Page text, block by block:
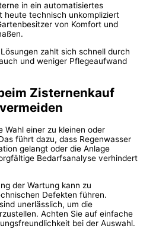
in ein automatisiertes
heute technisch unkompliziert
von Komfort und
zahlt sich schnell durch
und weniger Pflegeaufwand
Zisternenkauf
Wahl einer zu kleinen oder
führt dazu, dass Regenwasser
gelangt oder die Anlage
Bedarfsanalyse verhindert
der Wartung kann zu
Defekten führen.
unerlässlich, um die
Achten Sie auf einfache
bei der Auswahl.